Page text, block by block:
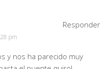
pm
y nos ha parecido muy
Responder